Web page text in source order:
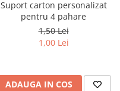
Suport carton personalizat
pentru 4 pahare
1,50 Lei
1,00 Lei
ADAUGA IN COS